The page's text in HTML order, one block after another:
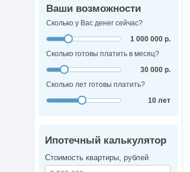
Ваши возможности
Сколько у Вас денег сейчас?
1 000 000 р.
Сколько готовы платить в месяц?
30 000 р.
Сколько лет готовы платить?
10 лет
Ипотечный калькулятор
Стоимость квартиры, рублей